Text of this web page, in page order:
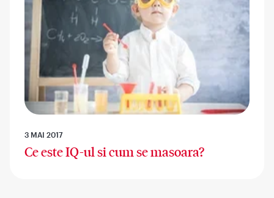
3 MAI 2017
Ce este IQ-ul si cum se masoara?